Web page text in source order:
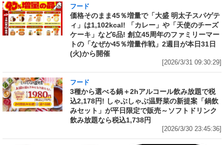
フード
価格そのまま45％増量で「大盛 明太子スパゲテ
ィ」は1,102kcal! 「カレー」や「天使のチーズ
ケーキ」など6品! 創立45周年のファミリーマー
トの「なぜか45％増量作戦」2週目が本日31日
(火)から開催
[2026/3/31 09:30:29]
フード
3種から選べる鍋＋2hアルコール飲み放題で税
込2,178円! しゃぶしゃぶ温野菜の新提案「鍋飲
みセット」が平日限定で販売～ソフトドリンク
飲み放題なら税込1,738円
[2026/3/30 23:45:36]